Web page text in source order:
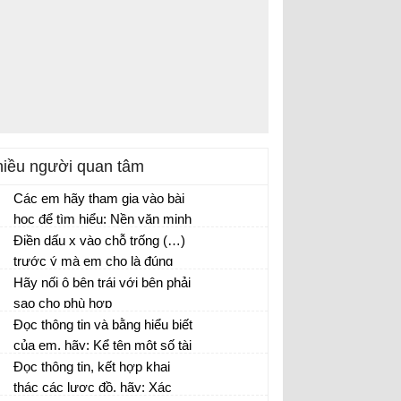
người quan tâm
Các em hãy tham gia vào bài
học để tìm hiểu: Nền văn minh
nông nghiệp bắt đầu chuyển
sang nền văn minh công
nghiệp từ bao giờ? Vì sao lại
diễn ra trước tiên ở nước
Anh?
Điền dấu x vào chỗ trống (…)
trước ý mà em cho là đúng
Hãy nối ô bên trái với bên phải
sao cho phù hợp
Đọc thông tin và bằng hiểu biết
của em, hãy: Kể tên một số tài
nguyên của vùng biển nước
ta. Những tài nguyên này là
Đọc thông tin, kết hợp khai
thác các lược đồ, hãy: Xác